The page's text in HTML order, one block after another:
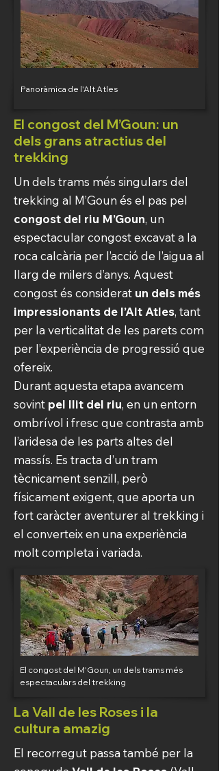
Panoràmica de l'Alt Atles
El congost del M’Goun: un
dels grans atractius del
trekking
Un dels trams més singulars del
trekking al M’Goun és el pas pel
congost del riu M’Goun, un
espectacular congost excavat a la
roca calcària per l’acció de l’aigua al
llarg de milers d’anys. Aquest
congost és considerat un dels més
impressionants de l’Alt Atles, tant
per la verticalitat de les parets com
per l’experiència de progressió que
ofereix.
Durant aquesta etapa avancem
sovint pel llit del riu, en un entorn
ombrívol i fresc que contrasta amb
l’aridesa de les parts altes del
massís. Es tracta d’un tram
tècnicament senzill, però
físicament exigent, que aporta un
fort caràcter aventurer al trekking i
el converteix en una experiència
molt completa i variada.
El congost del M'Goun, un dels trams més
espectaculars del trekking
La Vall de les Roses i la
cultura amazig
El recorregut passa també per la